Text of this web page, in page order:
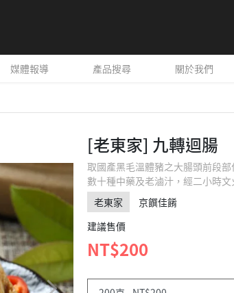
媒體報導 產品搜尋 關於我們
[老東家] 九轉迴腸
取國產黑毛溫體豬之大腸頭前段
數十種中藥及老滷汁，經二小時
老東家
京饌佳餚
建議售價
NT$200